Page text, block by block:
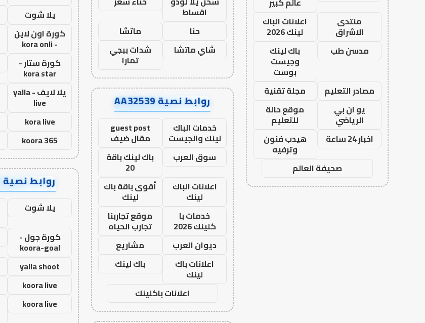
منتدى
الاشراق
اعلانات الباك
لينك 2026
مدسن طب
باك لينك
وجيست
بوست
مصادر التعليم
مجلة تقنية
يو ان بي
الرياضي
موقع حالة
للتعليم
اخبار 24 ساعة
هيدب فنون
وترفيه
صحيفة العالم
اقساط
حنا
ماتشا
شاي ماتشا
شدات ببجي
تمارا
روابط نصية AA32539
خدمات الباك
لينك والجيست
guest post
مقال ضيف
سوق العرب
باك لينك باقة
20
اعلانات الباك
لينك
أقوى باقة باك
لينك
خدمات با
كلينك 2026
موقع تجاربنا
تجارب الحياه
ديوان العرب
مشاريع
اعلانات باك
لينك
باك لينك
اعلانات باكلينك
يلا شوت
كورة اون لاين
- kora onli
كورة ستار -
kora star
يلا لايف - yalla
live
kora live
koora 365
روابط نصية AA90141
يلا شوت
كورة جول -
koora-goal
yalla shoot
koora live
koora live